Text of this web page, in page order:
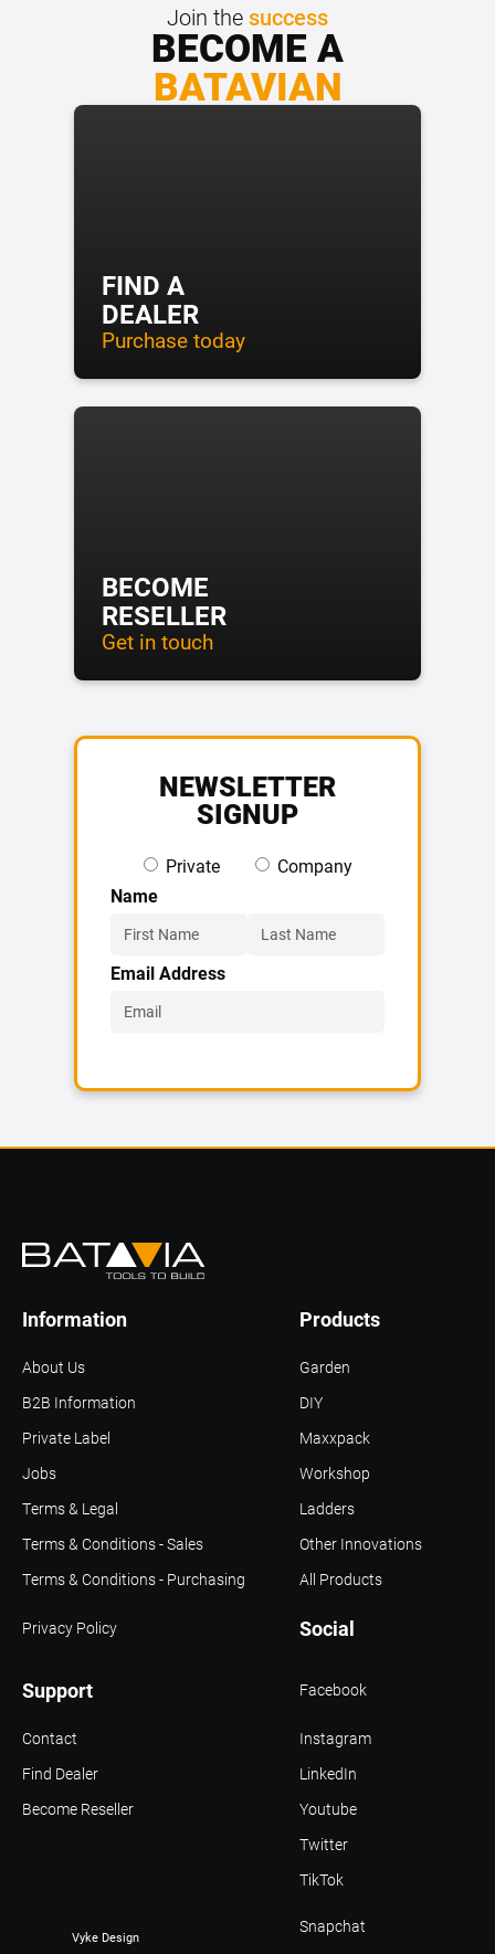
Join thesuccess
BECOME A
BATAVIAN
FIND A
DEALER
Purchase today
BECOME
RESELLER
Get in touch
NEWSLETTER
SIGNUP
Private
Company
Name
Email Address
Support
Products
Social
About Us
Information
B2B Information
Terms & Legal
Terms & Conditions - Sales
Terms & Conditions - Purchasing
Privacy Policy
Jobs
Private Label
Garden
Contact
Find Dealer
Become Reseller
DIY
Maxxpack
Workshop
Ladders
All Products
Other Innovations
Facebook
Youtube
Twitter
TikTok
Snapchat
LinkedIn
Instagram
Vyke Design